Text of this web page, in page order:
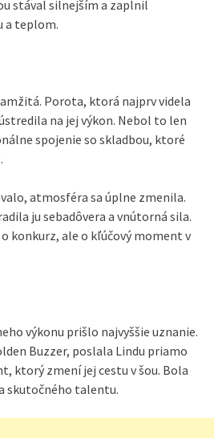
stával silnejším a zaplnil
a teplom.
Porota, ktorá najprv videla
na jej výkon. Nebol to len
spojenie so skladbou, ktoré
atmosféra sa úplne zmenila.
ju sebadôvera a vnútorná sila.
konkurz, ale o kľúčový moment v
výkonu prišlo najvyššie uznanie.
Buzzer, poslala Lindu priamo
ktorý zmení jej cestu v šou. Bola
skutočného talentu.